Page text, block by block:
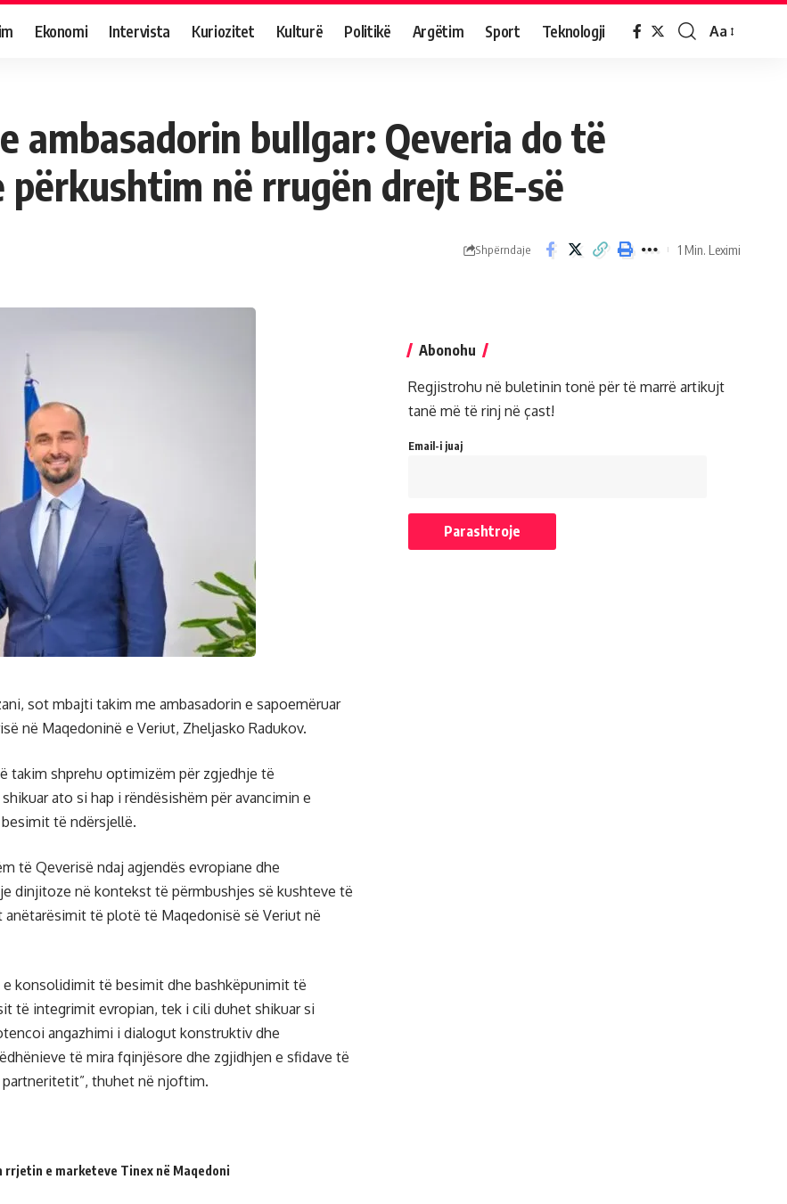
Ekonomi Intervista Kuriozitet Kulturë Politikë Argëtim Sport Teknologji Aa
ambasadorin bullgar: Qeveria do të
përkushtim në rrugën drejt BE-së
Shpërndaje 1 Min. Leximi
sot mbajti takim me ambasadorin e sapoemëruar
në Maqedoninë e Veriut, Zheljasko Radukov.
takim shprehu optimizëm për zgjedhje të
ato si hap i rëndësishëm për avancimin e
të ndërsjellë.
të Qeverisë ndaj agjendës evropiane dhe
dinjitoze në kontekst të përmbushjes së kushteve të
të plotë të Maqedonisë së Veriut në
e konsolidimit të besimit dhe bashkëpunimit të
të integrimit evropian, tek i cili duhet shikuar si
angazhimi i dialogut konstruktiv dhe
të mira fqinjësore dhe zgjidhjen e sfidave të
thuhet në njoftim.
rrjetin e marketeve Tinex në Maqedoni
Abonohu
Regjistrohu në buletinin tonë për të marrë artikujt
tanë më të rinj në çast!
Email-i juaj